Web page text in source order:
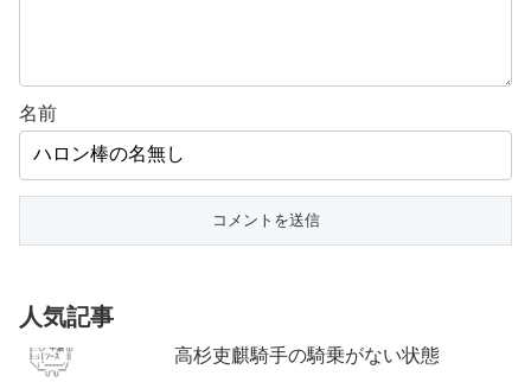
名前
人気記事
高杉吏麒騎手の騎乗がない状態